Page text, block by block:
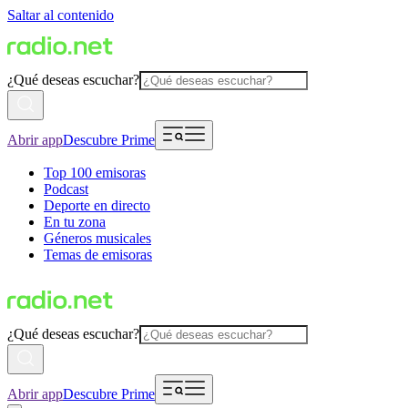
Saltar al contenido
¿Qué deseas escuchar?
Abrir appDescubre Prime
Top 100 emisoras
Podcast
Deporte en directo
En tu zona
Géneros musicales
Temas de emisoras
¿Qué deseas escuchar?
Abrir appDescubre Prime